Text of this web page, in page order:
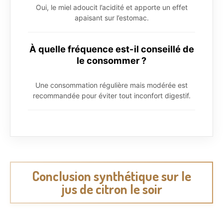
Oui, le miel adoucit l’acidité et apporte un effet
apaisant sur l’estomac.
À quelle fréquence est-il conseillé de
le consommer ?
Une consommation régulière mais modérée est
recommandée pour éviter tout inconfort digestif.
Conclusion synthétique sur le
jus de citron le soir